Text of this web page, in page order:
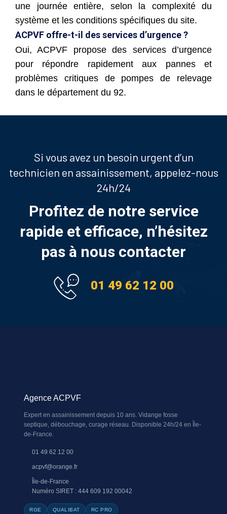
une journée entière, selon la complexité du
système et les conditions spécifiques du site.
ACPVF offre-t-il des services d’urgence ?
Oui, ACPVF propose des services d’urgence
pour répondre rapidement aux pannes et
problèmes critiques de pompes de relevage
dans le département du 92.
Si vous avez un besoin urgent d’un
technicien en assainissement, appelez-nous
24h/24
Profitez de notre service
rapide et efficace, n’hésitez
pas à nous contacter
01 49 62 12 00
Agence ACPVF
Expert en assainissement depuis 10 ans. Vidange fosse
septique, débouchage, curage réseau. Disponible 24h/24 en Île-
de-France.
01 49 62 12 00
acpvf@orange.fr
Île-de-France
Numéro SIRET : 444 609 192 00042
RGE QUALIBAT RC PRO